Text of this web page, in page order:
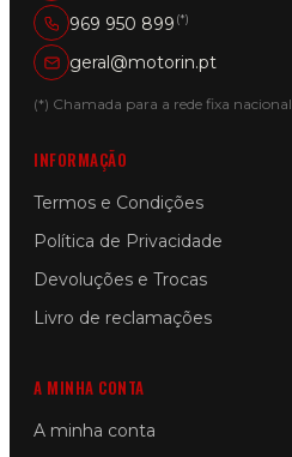
969 950 899 (*)
geral@motorin.pt
(*) Chamada para a rede fixa nacional
INFORMAÇÃO
Termos e Condições
Política de Privacidade
Devoluções e Trocas
Livro de reclamações
A MINHA CONTA
A minha conta